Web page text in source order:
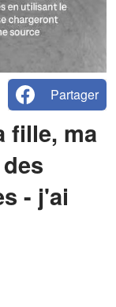
Partager
fille, ma
- j'ai